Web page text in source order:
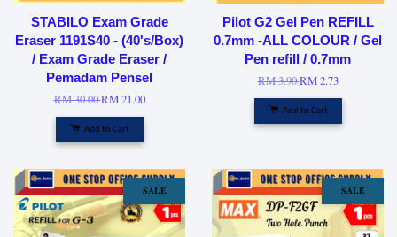
STABILO Exam Grade
Eraser 1191S40 - (40's/Box)
/ Exam Grade Eraser /
Pemadam Pensel
RM 30.00RM 21.00
Add to Cart
Pilot G2 Gel Pen REFILL
0.7mm -ALL COLOUR / Gel
Pen refill / 0.7mm
RM 3.90RM 2.73
Add to Cart
SALE SALE